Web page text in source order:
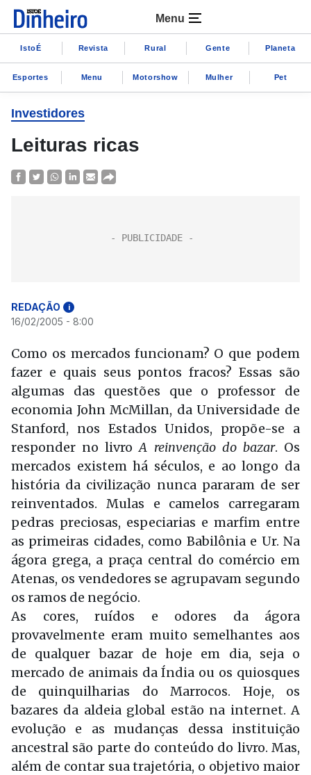
Menu
IstoÉ Revista Rural Gente Planeta
Esportes Menu Motorshow Mulher Pet
Investidores
Leituras ricas
REDAÇÃO i
16/02/2005 - 8:00
Como os mercados funcionam? O que podem
fazer e quais seus pontos fracos? Essas são
algumas das questões que o professor de
economia John McMillan, da Universidade de
Stanford, nos Estados Unidos, propõe-se a
responder no livroA reinvenção do bazar. Os
mercados existem há séculos, e ao longo da
história da civilização nunca pararam de ser
reinventados. Mulas e camelos carregaram
pedras preciosas, especiarias e marfim entre
as primeiras cidades, como Babilônia e Ur. Na
ágora grega, a praça central do comércio em
Atenas, os vendedores se agrupavam segundo
os ramos de negócio.
As cores, ruídos e odores da ágora
provavelmente eram muito semelhantes aos
de qualquer bazar de hoje em dia, seja o
mercado de animais da Índia ou os quiosques
de quinquilharias do Marrocos. Hoje, os
bazares da aldeia global estão na internet. A
evolução e as mudanças dessa instituição
ancestral são parte do conteúdo do livro. Mas,
além de contar sua trajetória, o objetivo maior